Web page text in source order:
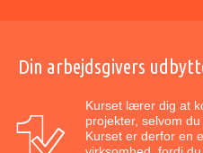
Din arbejdsgivers
Kurset lærer dig at
projekter, selvom
Kurset er derfor en